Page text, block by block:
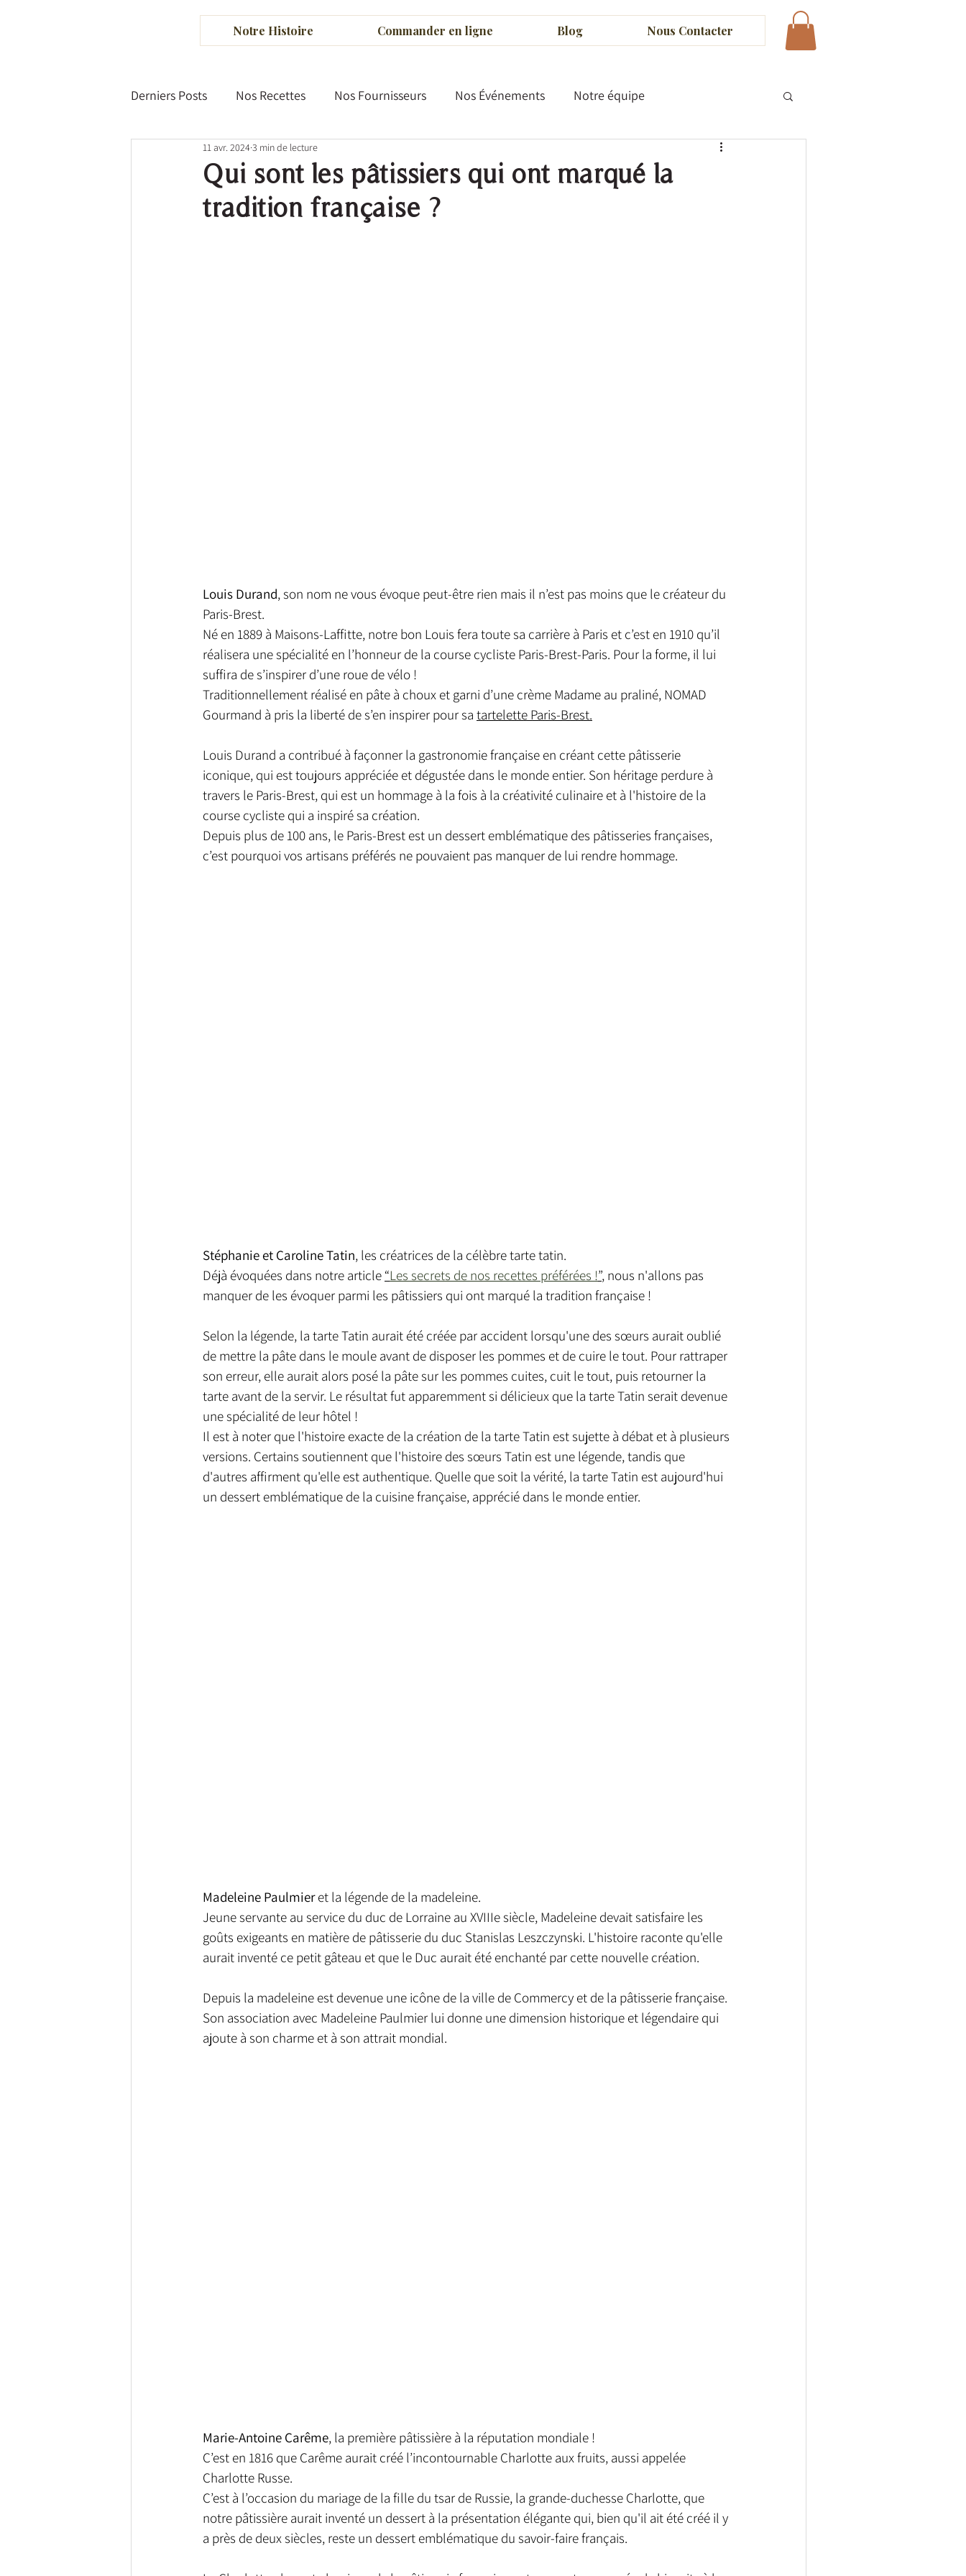
Notre Histoire Commander en ligne Blog Nous Contacter
Derniers Posts Nos Recettes Nos Fournisseurs Nos Événements Notre équipe
Histoire de la pâtisserie
Qui sont les pâtissiers qui ont marqué la
tradition française ?
11 avr. 20243 min de lecture
Louis Durand, son nom ne vous évoque peut-être rien mais il n’est pas moins que le créateur du
Paris-Brest.
Né en 1889 à Maisons-Laffitte, notre bon Louis fera toute sa carrière à Paris et c’est en 1910 qu’il
réalisera une spécialité en l’honneur de la course cycliste Paris-Brest-Paris. Pour la forme, il lui
suffira de s’inspirer d’une roue de vélo !
Traditionnellement réalisé en pâte à choux et garni d’une crème Madame au praliné, NOMAD
Gourmand à pris la liberté de s’en inspirer pour sa tartelette Paris-Brest.
Louis Durand a contribué à façonner la gastronomie française en créant cette pâtisserie
iconique, qui est toujours appréciée et dégustée dans le monde entier. Son héritage perdure à
travers le Paris-Brest, qui est un hommage à la fois à la créativité culinaire et à l'histoire de la
course cycliste qui a inspiré sa création.
Depuis plus de 100 ans, le Paris-Brest est un dessert emblématique des pâtisseries françaises,
c’est pourquoi vos artisans préférés ne pouvaient pas manquer de lui rendre hommage.
Stéphanie et Caroline Tatin, les créatrices de la célèbre tarte tatin.
Déjà évoquées dans notre article “Les secrets de nos recettes préférées !”, nous n'allons pas
manquer de les évoquer parmi les pâtissiers qui ont marqué la tradition française !
Selon la légende, la tarte Tatin aurait été créée par accident lorsqu'une des sœurs aurait oublié
de mettre la pâte dans le moule avant de disposer les pommes et de cuire le tout. Pour rattraper
son erreur, elle aurait alors posé la pâte sur les pommes cuites, cuit le tout, puis retourner la
tarte avant de la servir. Le résultat fut apparemment si délicieux que la tarte Tatin serait devenue
une spécialité de leur hôtel !
Il est à noter que l'histoire exacte de la création de la tarte Tatin est sujette à débat et à plusieurs
versions. Certains soutiennent que l'histoire des sœurs Tatin est une légende, tandis que
d'autres affirment qu'elle est authentique. Quelle que soit la vérité, la tarte Tatin est aujourd'hui
un dessert emblématique de la cuisine française, apprécié dans le monde entier.
Madeleine Paulmier et la légende de la madeleine.
Jeune servante au service du duc de Lorraine au XVIIIe siècle, Madeleine devait satisfaire les
goûts exigeants en matière de pâtisserie du duc Stanislas Leszczynski. L'histoire raconte qu'elle
aurait inventé ce petit gâteau et que le Duc aurait été enchanté par cette nouvelle création.
Depuis la madeleine est devenue une icône de la ville de Commercy et de la pâtisserie française.
Son association avec Madeleine Paulmier lui donne une dimension historique et légendaire qui
ajoute à son charme et à son attrait mondial.
Marie-Antoine Carême, la première pâtissière à la réputation mondiale !
C’est en 1816 que Carême aurait créé l’incontournable Charlotte aux fruits, aussi appelée
Charlotte Russe.
C’est à l’occasion du mariage de la fille du tsar de Russie, la grande-duchesse Charlotte, que
notre pâtissière aurait inventé un dessert à la présentation élégante qui, bien qu'il ait été créé il y
a près de deux siècles, reste un dessert emblématique du savoir-faire français.